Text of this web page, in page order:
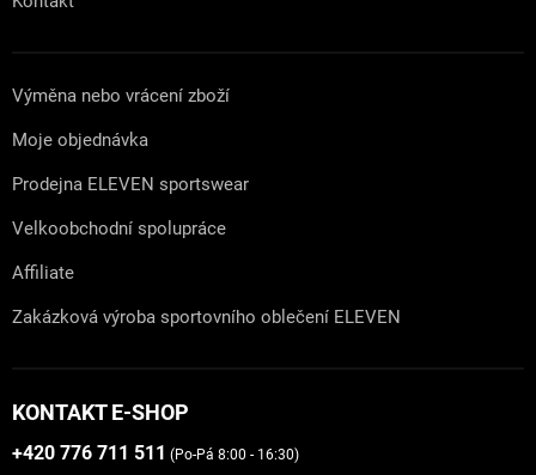
Výměna nebo vrácení zboží
Moje objednávka
Prodejna ELEVEN sportswear
Velkoobchodní spolupráce
Affiliate
Zakázková výroba sportovního oblečení ELEVEN
KONTAKT E-SHOP
+420 776 711 511 (Po-Pá 8:00 - 16:30)